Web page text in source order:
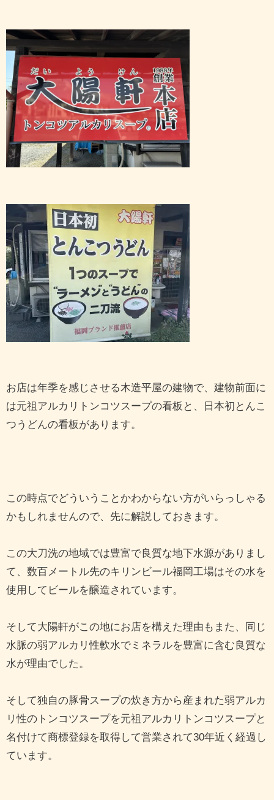
お店は年季を感じさせる木造平屋の建物で、建物前面に
は元祖アルカリトンコツスープの看板と、日本初とんこ
つうどんの看板があります。
この時点でどういうことかわからない方がいらっしゃる
かもしれませんので、先に解説しておきます。
この大刀洗の地域では豊富で良質な地下水源がありまし
て、数百メートル先のキリンビール福岡工場はその水を
使用してビールを醸造されています。
そして大陽軒がこの地にお店を構えた理由もまた、同じ
水脈の弱アルカリ性軟水でミネラルを豊富に含む良質な
水が理由でした。
そして独自の豚骨スープの炊き方から産まれた弱アルカ
リ性のトンコツスープを元祖アルカリトンコツスープと
名付けて商標登録を取得して営業されて30年近く経過し
ています。